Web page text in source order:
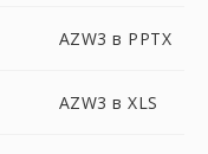
AZW3 в PPTX
AZW3 в XLS